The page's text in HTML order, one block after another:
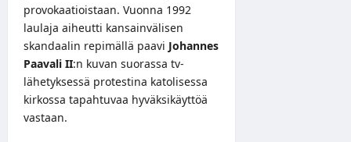
provokaatioistaan. Vuonna 1992
laulaja aiheutti kansainvälisen
skandaalin repimällä paavi Johannes
Paavali II:n kuvan suorassa tv-
lähetyksessä protestina katolisessa
kirkossa tapahtuvaa hyväksikäyttöä
vastaan.